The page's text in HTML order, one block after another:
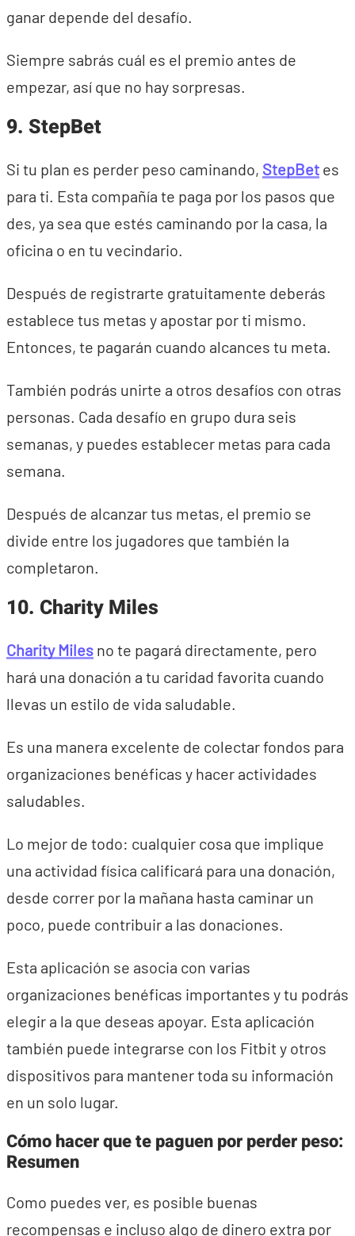
ganar depende del desafío.
Siempre sabrás cuál es el premio antes de
empezar, así que no hay sorpresas.
9. StepBet
Si tu plan es perder peso caminando, StepBet es
para ti. Esta compañía te paga por los pasos que
des, ya sea que estés caminando por la casa, la
oficina o en tu vecindario.
Después de registrarte gratuitamente deberás
establece tus metas y apostar por ti mismo.
Entonces, te pagarán cuando alcances tu meta.
También podrás unirte a otros desafíos con otras
personas. Cada desafío en grupo dura seis
semanas, y puedes establecer metas para cada
semana.
Después de alcanzar tus metas, el premio se
divide entre los jugadores que también la
completaron.
10. Charity Miles
Charity Miles no te pagará directamente, pero
hará una donación a tu caridad favorita cuando
llevas un estilo de vida saludable.
Es una manera excelente de colectar fondos para
organizaciones benéficas y hacer actividades
saludables.
Lo mejor de todo: cualquier cosa que implique
una actividad física calificará para una donación,
desde correr por la mañana hasta caminar un
poco, puede contribuir a las donaciones.
Esta aplicación se asocia con varias
organizaciones benéficas importantes y tu podrás
elegir a la que deseas apoyar. Esta aplicación
también puede integrarse con los Fitbit y otros
dispositivos para mantener toda su información
en un solo lugar.
Cómo hacer que te paguen por perder peso:
Resumen
Como puedes ver, es posible buenas
recompensas e incluso algo de dinero extra por